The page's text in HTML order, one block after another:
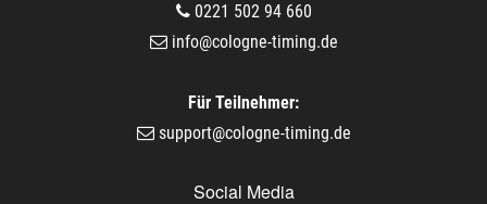
0221 502 94 660
info@cologne-timing.de
Für Teilnehmer:
support@cologne-timing.de
Social Media